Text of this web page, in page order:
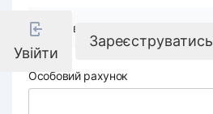
Увійти
Зареєструватись
Реквізити компанії
Особовий рахунок